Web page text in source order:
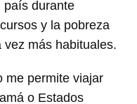
país durante
y la pobreza
más habituales.
me permite viajar
o Estados